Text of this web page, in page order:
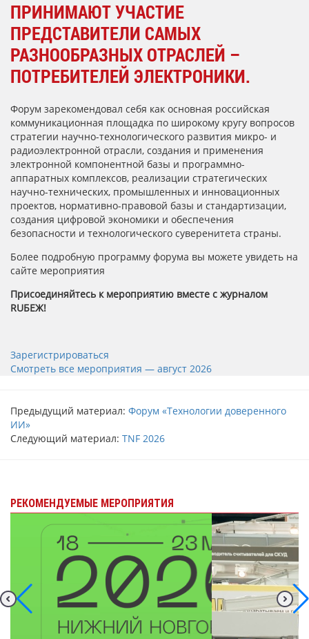
ПРИНИМАЮТ УЧАСТИЕ
ПРЕДСТАВИТЕЛИ САМЫХ
РАЗНООБРАЗНЫХ ОТРАСЛЕЙ –
ПОТРЕБИТЕЛЕЙ ЭЛЕКТРОНИКИ.
Форум зарекомендовал себя как основная российская
коммуникационная площадка по широкому кругу вопросов
стратегии научно-технологического развития микро- и
радиоэлектронной отрасли, создания и применения
электронной компонентной базы и программно-
аппаратных комплексов, реализации стратегических
научно-технических, промышленных и инновационных
проектов, нормативно-правовой базы и стандартизации,
создания цифровой экономики и обеспечения
безопасности и технологического суверенитета страны.
Более подробную программу форума вы можете увидеть на
сайте мероприятия
Присоединяйтесь к мероприятию вместе с журналом
RUБЕЖ!
Зарегистрироваться
Смотреть все мероприятия — август 2026
Предыдущий материал: Форум «Технологии доверенного
ИИ»
Следующий материал: TNF 2026
РЕКОМЕНДУЕМЫЕ МЕРОПРИЯТИЯ